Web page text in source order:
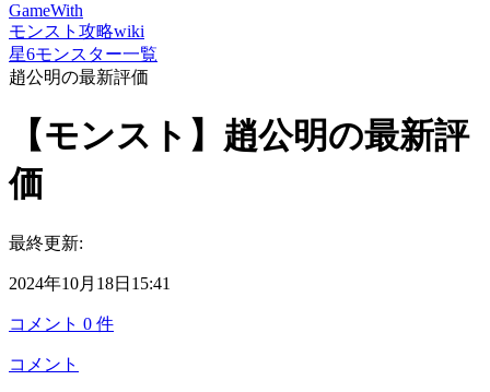
GameWith
モンスト攻略wiki
星6モンスター一覧
趙公明の最新評価
【モンスト】趙公明の最新評
価
最終更新:
2024年10月18日15:41
コメント 0 件
コメント